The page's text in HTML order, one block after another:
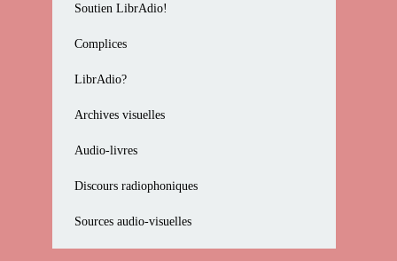
Soutien LibrAdio!
Complices
LibrAdio?
Archives visuelles
Audio-livres
Discours radiophoniques
Sources audio-visuelles